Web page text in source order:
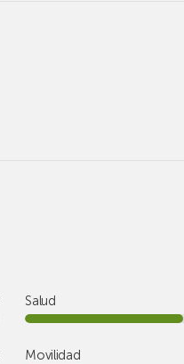
Salud
Movilidad